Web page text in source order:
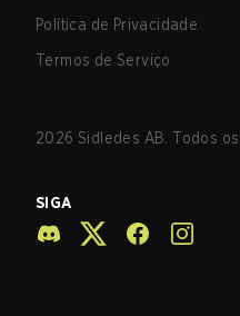
Política de Privacidade
Termos de Serviço
2026 Sidledes AB. Todos
SIGA